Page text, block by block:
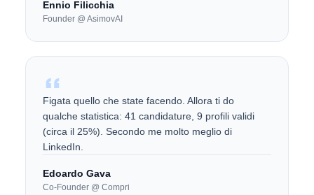
Ennio Filicchia
Founder @ AsimovAI
Figata quello che state facendo. Allora ti do
qualche statistica: 41 candidature, 9 profili validi
(circa il 25%). Secondo me molto meglio di
LinkedIn.
Edoardo Gava
Co-Founder @ Compri